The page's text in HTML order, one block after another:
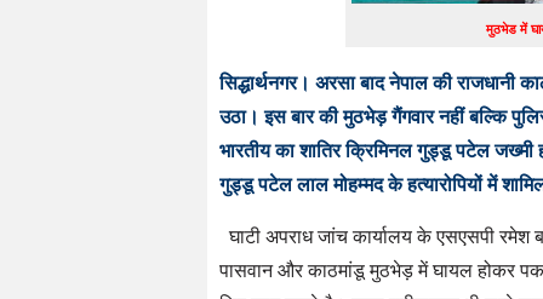
मुठभेड में
सिद्धार्थनगर। अरसा बाद नेपाल की राजधानी
उठा। इस बार की मुठभेड़ गैंगवार नहीं बल्कि
भारतीय का शातिर क्रिमिनल गुड्डू पटेल
गुड्डू पटेल लाल मोहम्मद के हत्यारोपियों में
घाटी अपराध जांच कार्यालय के एसएसपी
पासवान और काठमांडू मुठभेड़ में घायल होकर